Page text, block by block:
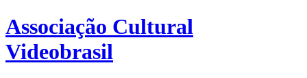
Associação Cultural
Videobrasil